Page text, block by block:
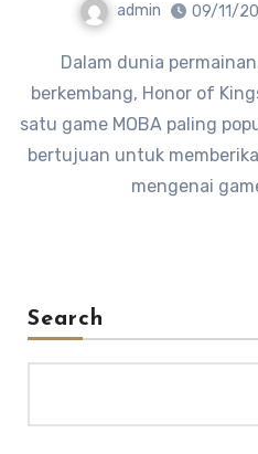
admin 09/11/
Dalam dunia permainan mobile yang semakin
berkembang, Honor of
satu game MOBA paling
bertujuan untuk
mengenai
Search